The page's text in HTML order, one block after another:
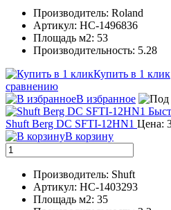
Производитель: Roland
Артикул: НС-1496836
Площадь м2: 53
Производительность: 5.28
Купить в 1 клик
сравнению
В избранное
Shuft Berg DC SFTI-12HN1 Цена:
В корзину
Производитель: Shuft
Артикул: НС-1403293
Площадь м2: 35